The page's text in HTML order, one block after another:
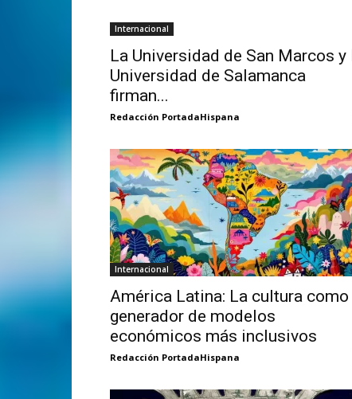
Internacional
La Universidad de San Marcos y
Universidad de Salamanca
firman...
Redacción PortadaHispana
Internacional
América Latina: La cultura como
generador de modelos
económicos más inclusivos
Redacción PortadaHispana